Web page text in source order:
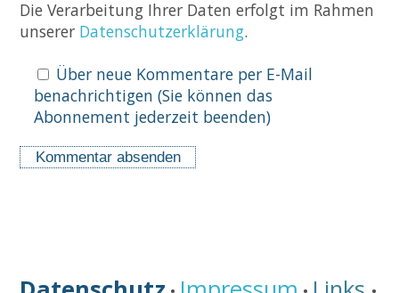
Die Verarbeitung Ihrer Daten erfolgt im Rahmen
unserer Datenschutzerklärung.
Über neue Kommentare per E-Mail
benachrichtigen (Sie können das
Abonnement jederzeit beenden)